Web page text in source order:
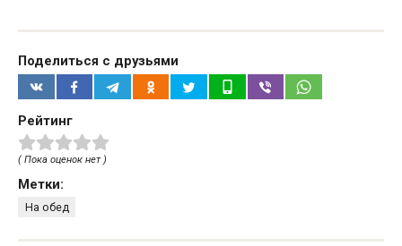
Поделиться с друзьями
Рейтинг
( Пока оценок нет )
Метки:
На обед